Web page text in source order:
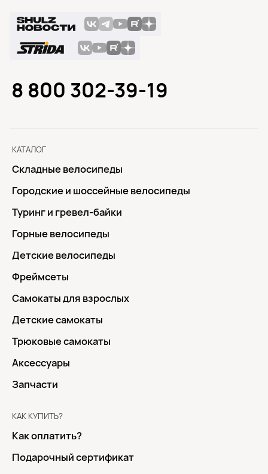
КАТАЛОГ
Складные велосипеды
Городские и шоссейные велосипеды
Туринг и гревел-байки
Горные велосипеды
Детские велосипеды
Фреймсеты
Самокаты для взрослых
Детские самокаты
Трюковые самокаты
Аксессуары
Запчасти
КАК КУПИТЬ?
Как оплатить?
Подарочный сертификат
8 800 302-39-19